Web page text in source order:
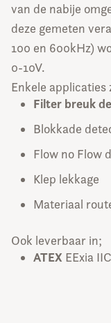
van de nabije
deze gemeten
100 en 600kHz)
0-10V.
Enkele applicaties
Filter breuk
Blokkade
Flow no Flow
Klep lekkage
Materiaal
Ook leverbaar in;
ATEX EExia